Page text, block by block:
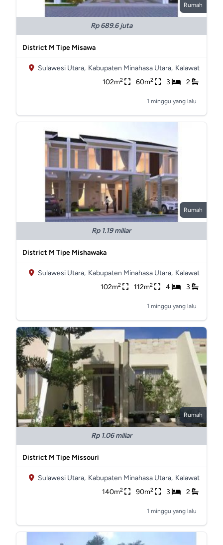
Rumah
Rp 689.6 juta
District M Tipe Misawa
Sulawesi Utara, Kabupaten Minahasa Utara, Kalawat
102m2 60m2 3 2
1 minggu yang lalu
Rumah
Rp 1.19 miliar
District M Tipe Mishawaka
Sulawesi Utara, Kabupaten Minahasa Utara, Kalawat
102m2 112m2 4 3
1 minggu yang lalu
Rumah
Rp 1.06 miliar
District M Tipe Missouri
Sulawesi Utara, Kabupaten Minahasa Utara, Kalawat
140m2 90m2 3 2
1 minggu yang lalu